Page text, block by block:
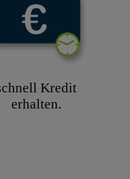
Kredit
erhalten.